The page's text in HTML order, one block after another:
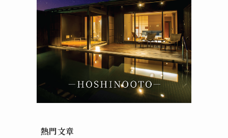
熱門文章